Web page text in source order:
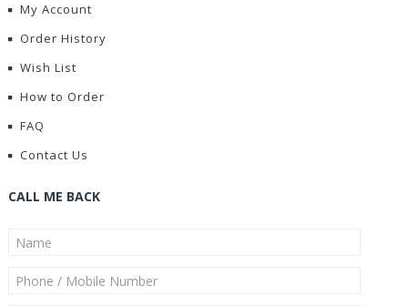
My Account
Order History
Wish List
How to Order
FAQ
Contact Us
CALL ME BACK